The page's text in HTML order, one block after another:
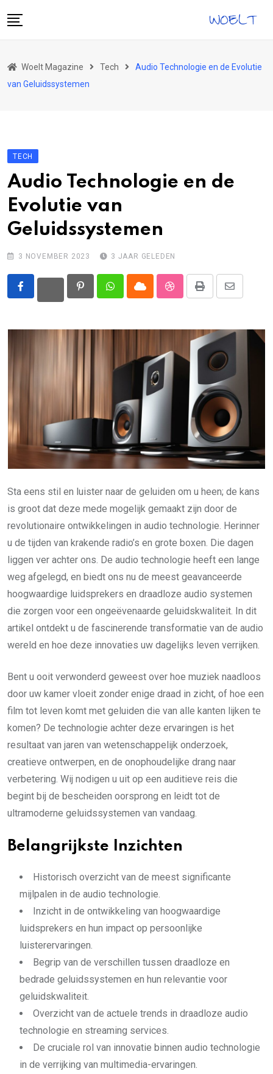
to
Gezondheid
Tech
Ontwikkeling
Mode
Woelt Magazine Tech
Audio Technologie en de Evolutie
van Geluidssystemen
TECH
Audio Technologie en de
Evolutie van
Geluidssystemen
3 NOVEMBER 2023 3 JAAR GELEDEN
PinterestWhatsappCloud StumbleUpon
Print
Share
Email
Sta eens stil en luister naar de geluiden om u heen; de kans
is groot dat deze mede mogelijk gemaakt zijn door de
revolutionaire ontwikkelingen in audio technologie. Herinner
u de tijden van krakende radio’s en grote boxen. Die dagen
liggen ver achter ons. De audio technologie heeft een lange
weg afgelegd, en biedt ons nu de meest geavanceerde
hoogwaardige luidsprekers en draadloze audio systemen
die zorgen voor een ongeëvenaarde geluidskwaliteit. In dit
artikel ontdekt u de fascinerende transformatie van de audio
wereld en hoe deze innovaties uw dagelijks leven verrijken.
Bent u ooit verwonderd geweest over hoe muziek naadloos
door uw kamer vloeit zonder enige draad in zicht, of hoe een
film tot leven komt met geluiden die van alle kanten lijken te
komen? De technologie achter deze ervaringen is het
resultaat van jaren van wetenschappelijk onderzoek,
creatieve ontwerpen, en de onophoudelijke drang naar
verbetering. Wij nodigen u uit op een auditieve reis die
begint bij de bescheiden oorsprong en leidt tot de
ultramoderne geluidssystemen van vandaag.
Belangrijkste Inzichten
Historisch overzicht van de meest significante
mijlpalen in de audio technologie.
Inzicht in de ontwikkeling van hoogwaardige
luidsprekers en hun impact op persoonlijke
luisterervaringen.
Begrip van de verschillen tussen draadloze en
bedrade geluidssystemen en hun relevantie voor
geluidskwaliteit.
Overzicht van de actuele trends in draadloze audio
technologie en streaming services.
De cruciale rol van innovatie binnen audio technologie
in de verrijking van multimedia-ervaringen.